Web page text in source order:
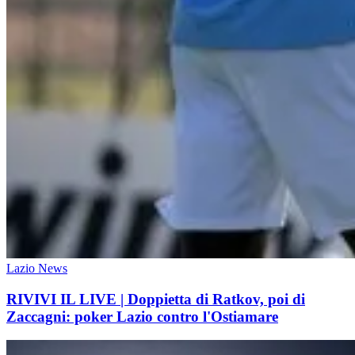
Lazio News
RIVIVI IL LIVE | Doppietta di Ratkov, poi di
Zaccagni: poker Lazio contro l'Ostiamare